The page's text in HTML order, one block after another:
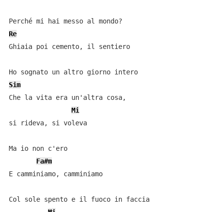
Re
Ghiaia poi cemento, il sentiero
Ho sognato un altro giorno intero
Sim
Che la vita era un'altra cosa,
Mi
si rideva, si voleva
Ma io non c'ero
Fa#m
E camminiamo, camminiamo
Col sole spento e il fuoco in faccia